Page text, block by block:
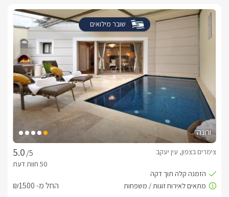
שובר מילואים
ורונה
/5
צימרים בצפון, עין יעקב
החל מ- ₪1500